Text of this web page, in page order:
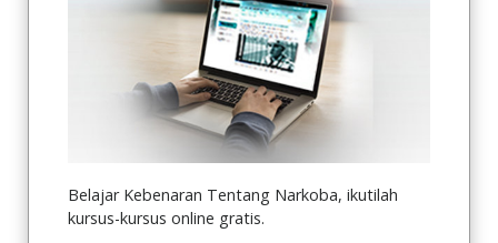
Belajar Kebenaran Tentang Narkoba, ikutilah
kursus-kursus online gratis.